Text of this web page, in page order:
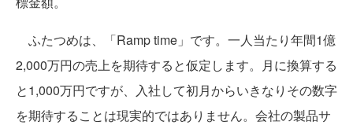
ふたつめは、「Ramp time」です。一人当たり年間1億
2,000万円の売上を期待すると仮定します。月に換算する
と1,000万円ですが、入社して初月からいきなりその数字
を期待することは現実的ではありません。会社の製品サ